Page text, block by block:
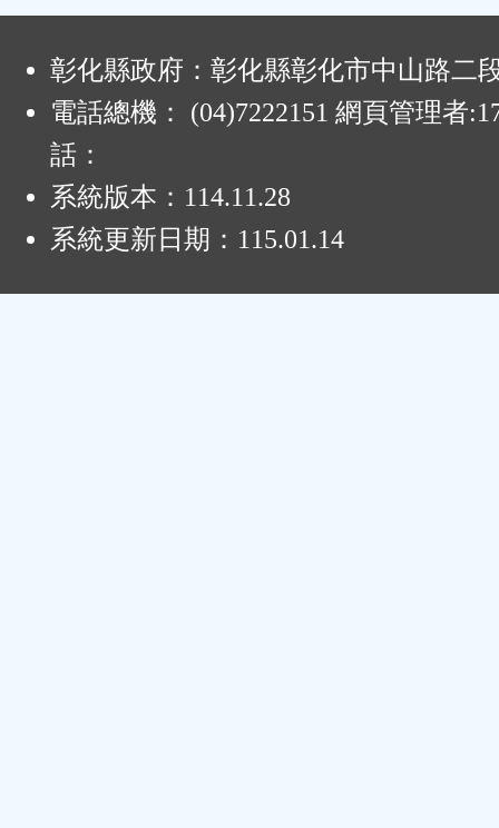
彰化縣政府：彰化縣彰化市中山路二
電話總機： (04)7222151 網頁管理者
話：
系統版本： 114.11.28
系統更新日期： 115.01.14